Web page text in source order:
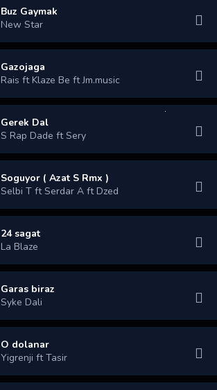
Buz Gaymak
New Star
Gazojaga
Rais ft Klaze Be ft Jm.music
Gerek Dal
S Rap Dade ft Sery
Soguyor ( Azat S Rmx )
Selbi T ft Serdar A ft Dzed
24 sagat
La Blaze
Garas biraz
Syke Dali
O dolanar
Yigrenji ft Tasir